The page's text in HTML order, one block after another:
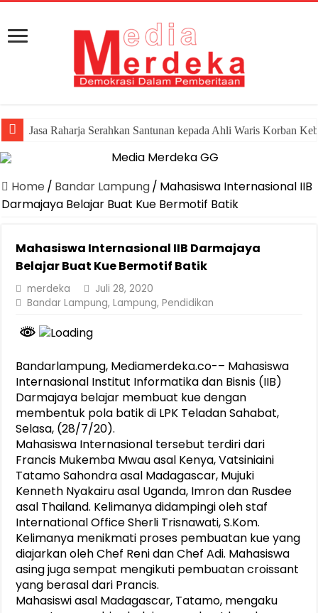
Jasa Raharja Serahkan Santunan kepada Ahli Waris Korban
Home / Bandar Lampung/ Mahasiswa Internasional IIB
Darmajaya Belajar Buat Kue Bermotif Batik
Mahasiswa Internasional IIB Darmajaya
Belajar Buat Kue Bermotif Batik
merdeka
Juli 28, 2020
Bandar Lampung,Lampung,Pendidikan
Bandarlampung, Mediamerdeka.co-– Mahasiswa
Internasional Institut Informatika dan Bisnis (IIB)
Darmajaya belajar membuat kue dengan
membentuk pola batik di LPK Teladan Sahabat,
Selasa, (28/7/20).
Mahasiswa Internasional tersebut terdiri dari
Francis Mukemba Mwau asal Kenya, Vatsiniaini
Tatamo Sahondra asal Madagascar, Mujuki
Kenneth Nyakairu asal Uganda, Imron dan Rusdee
asal Thailand. Kelimanya didampingi oleh staf
International Office Sherli Trisnawati, S.Kom.
Kelimanya menikmati proses pembuatan kue yang
diajarkan oleh Chef Reni dan Chef Adi. Mahasiswa
asing juga sempat mengikuti pembuatan croissant
yang berasal dari Prancis.
Mahasiswi asal Madagascar, Tatamo, mengaku